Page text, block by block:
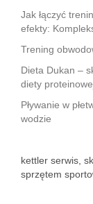
Jak łączyć
efekty:
Trening
Dieta Dukan –
diety
Pływanie w
wodzie
kettler serwis,
sprzętem